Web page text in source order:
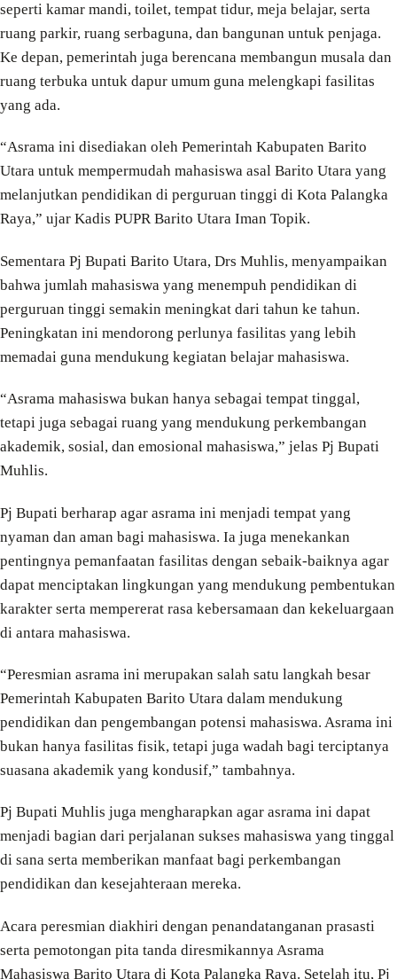
seperti kamar mandi, toilet, tempat tidur, meja belajar, serta
ruang parkir, ruang serbaguna, dan bangunan untuk penjaga.
Ke depan, pemerintah juga berencana membangun musala dan
ruang terbuka untuk dapur umum guna melengkapi fasilitas
yang ada.
“Asrama ini disediakan oleh Pemerintah Kabupaten Barito
Utara untuk mempermudah mahasiswa asal Barito Utara yang
melanjutkan pendidikan di perguruan tinggi di Kota Palangka
Raya,” ujar Kadis PUPR Barito Utara Iman Topik.
Sementara Pj Bupati Barito Utara, Drs Muhlis, menyampaikan
bahwa jumlah mahasiswa yang menempuh pendidikan di
perguruan tinggi semakin meningkat dari tahun ke tahun.
Peningkatan ini mendorong perlunya fasilitas yang lebih
memadai guna mendukung kegiatan belajar mahasiswa.
“Asrama mahasiswa bukan hanya sebagai tempat tinggal,
tetapi juga sebagai ruang yang mendukung perkembangan
akademik, sosial, dan emosional mahasiswa,” jelas Pj Bupati
Muhlis.
Pj Bupati berharap agar asrama ini menjadi tempat yang
nyaman dan aman bagi mahasiswa. Ia juga menekankan
pentingnya pemanfaatan fasilitas dengan sebaik-baiknya agar
dapat menciptakan lingkungan yang mendukung pembentukan
karakter serta mempererat rasa kebersamaan dan kekeluargaan
di antara mahasiswa.
“Peresmian asrama ini merupakan salah satu langkah besar
Pemerintah Kabupaten Barito Utara dalam mendukung
pendidikan dan pengembangan potensi mahasiswa. Asrama ini
bukan hanya fasilitas fisik, tetapi juga wadah bagi terciptanya
suasana akademik yang kondusif,” tambahnya.
Pj Bupati Muhlis juga mengharapkan agar asrama ini dapat
menjadi bagian dari perjalanan sukses mahasiswa yang tinggal
di sana serta memberikan manfaat bagi perkembangan
pendidikan dan kesejahteraan mereka.
Acara peresmian diakhiri dengan penandatanganan prasasti
serta pemotongan pita tanda diresmikannya Asrama
Mahasiswa Barito Utara di Kota Palangka Raya. Setelah itu, Pj